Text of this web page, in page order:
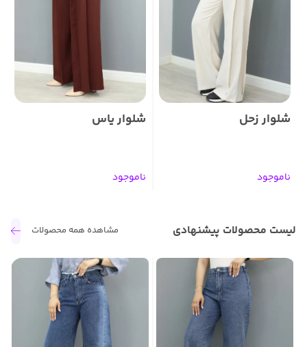
شلوار زحل
ناموجود
شلوار یاس
ناموجود
لیست محصولات پیشنهادی مشاهده همه محصولات